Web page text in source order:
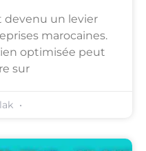
devenu un levier
marocaines.
optimisée peut
sur